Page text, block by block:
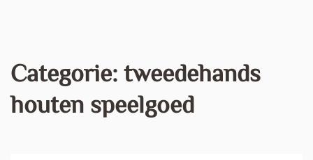
Categorie: tweedehands
houten speelgoed